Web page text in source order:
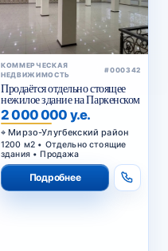
КОММЕРЧЕСКАЯ
НЕДВИЖИМОСТЬ
#000342
Продаётся отдельно стоящее
нежилое здание на Паркенском
2 000 000 у.е.
Мирзо-Улугбекский район
1200 м2 • Отдельно стоящие
здания • Продажа
Подробнее